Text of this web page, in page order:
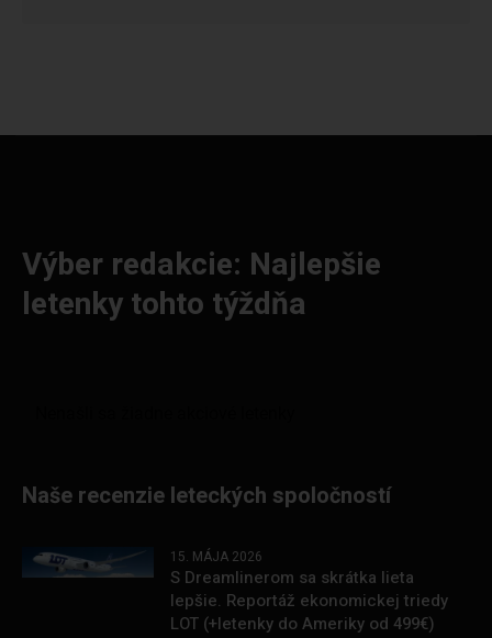
Výber redakcie: Najlepšie
letenky tohto týždňa
Naše recenzie leteckých spoločností
15. MÁJA 2026
S Dreamlinerom sa skrátka lieta
lepšie. Reportáž ekonomickej triedy
LOT (+letenky do Ameriky od 499€)